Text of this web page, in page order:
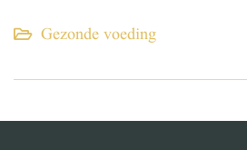
Gezonde voeding